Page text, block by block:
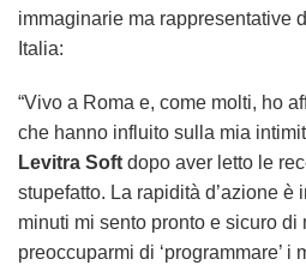
immaginarie ma rappresentative
Italia:
“Vivo a Roma e, come molti, ho
che hanno influito sulla mia
Levitra Soft dopo aver letto le
stupefatto. La rapidità d’azione è
minuti mi sento pronto e sicuro di
preoccuparmi di ‘programmare’ i